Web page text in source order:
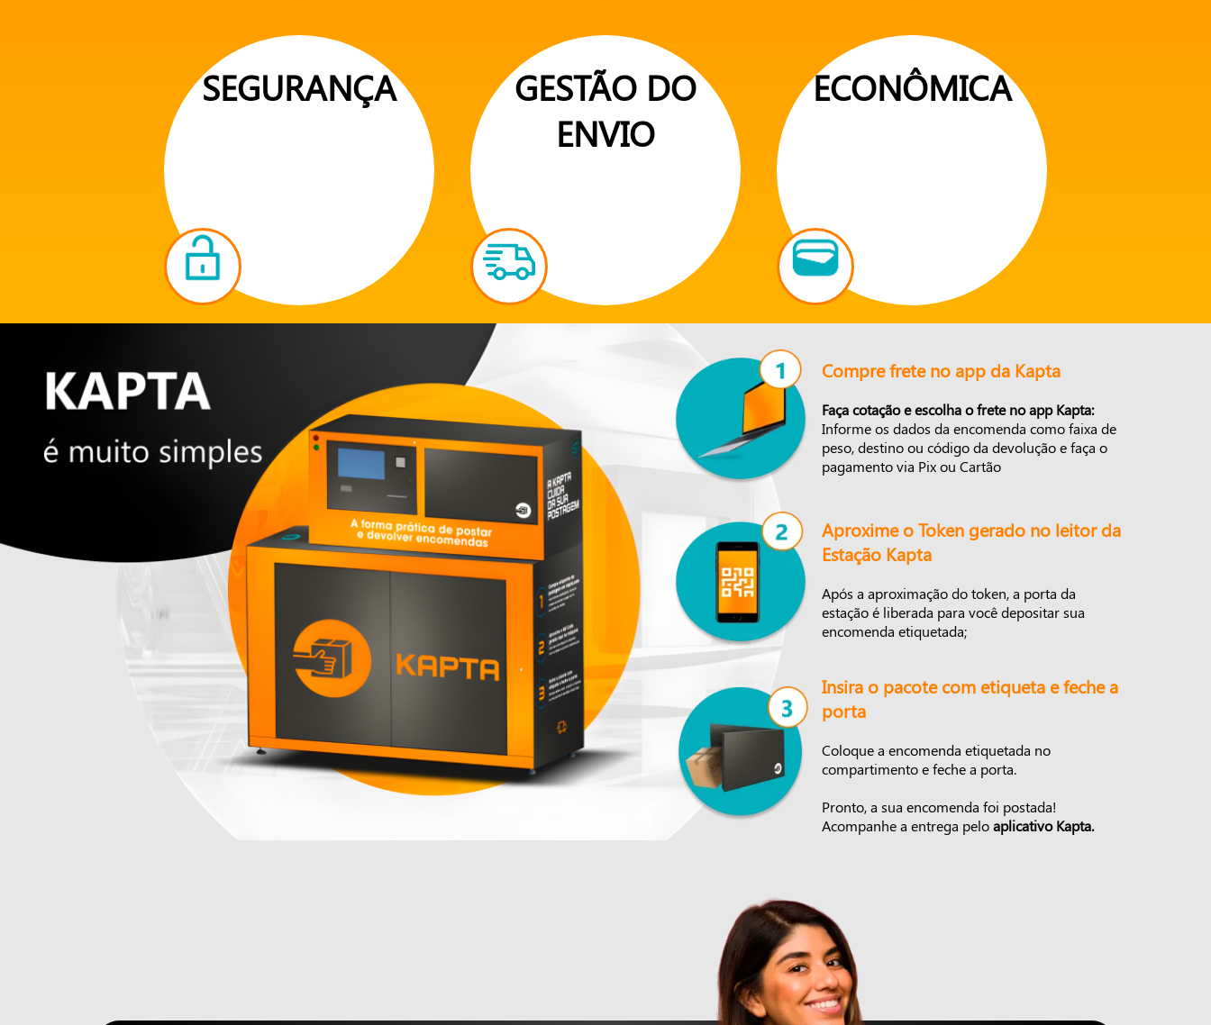
SEGURANÇA
GESTÃO DO
ENVIO
ECONÔMICA
Compre frete no app da Kapta
Faça cotação e escolha o frete no app Kapta:
Informe os dados da encomenda como faixa de
peso, destino ou código da devolução e faça o
pagamento via Pix ou Cartão
Aproxime o Token gerado no leitor da
Estação Kapta
Após a aproximação do token, a porta da
estação é liberada para você depositar sua
encomenda etiquetada;
Insira o pacote com etiqueta e feche a
porta
Coloque a encomenda etiquetada no
compartimento e feche a porta.
Pronto, a sua encomenda foi postada!
Acompanhe a entrega peloaplicativo Kapta.